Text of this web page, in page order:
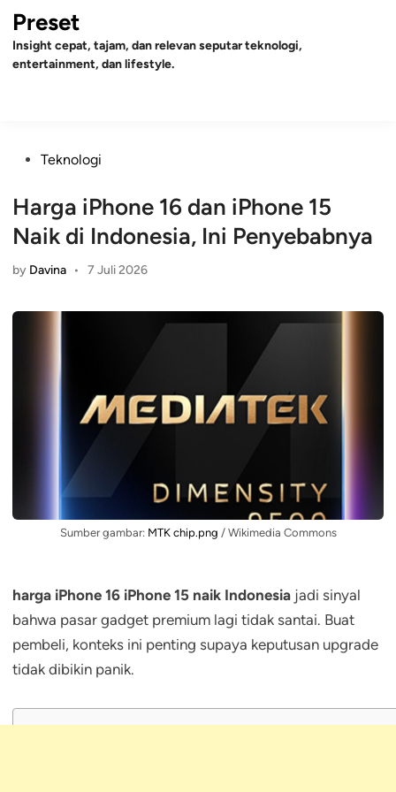
Skip
content
Preset
Insight cepat, tajam, dan relevan seputar teknologi,
entertainment, dan lifestyle.
PostedTeknologi
Harga iPhone 16 dan iPhone 15
Naik di Indonesia, Ini Penyebabnya
by Davina • 7 Juli 2026
Sumber gambar: MTK chip.png / Wikimedia Commons
harga iPhone 16 iPhone 15 naik Indonesia jadi sinyal
bahwa pasar gadget premium lagi tidak santai. Buat
pembeli, konteks ini penting supaya keputusan upgrade
tidak dibikin panik.